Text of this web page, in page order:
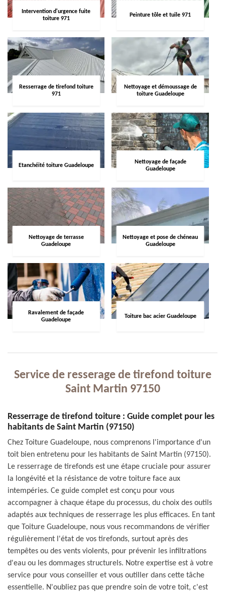
Intervention d'urgence fuite
toiture 971
Peinture tôle et tuile 971
Resserrage de tirefond toiture
971
Nettoyage et démoussage de
toiture Guadeloupe
Etanchéité toiture Guadeloupe
Nettoyage de façade
Guadeloupe
Nettoyage de terrasse
Guadeloupe
Nettoyage et pose de chéneau
Guadeloupe
Ravalement de façade
Guadeloupe
Toiture bac acier Guadeloupe
Service de resserage de tirefond toiture
Saint Martin 97150
Resserrage de tirefond toiture : Guide complet pour les
habitants de Saint Martin (97150)
Chez Toiture Guadeloupe, nous comprenons l'importance d'un
toit bien entretenu pour les habitants de Saint Martin (97150).
Le resserrage de tirefonds est une étape cruciale pour assurer
la longévité et la résistance de votre toiture face aux
intempéries. Ce guide complet est conçu pour vous
accompagner à chaque étape du processus, du choix des outils
adaptés aux techniques de resserrage les plus efficaces. En tant
que Toiture Guadeloupe, nous vous recommandons de vérifier
régulièrement l'état de vos tirefonds, surtout après des
tempêtes ou des vents violents, pour prévenir les infiltrations
d'eau ou les dommages structurels. Notre expertise est à votre
service pour vous conseiller et vous outiller dans cette tâche
essentielle. N'oubliez pas que prendre soin de votre toit, c'est